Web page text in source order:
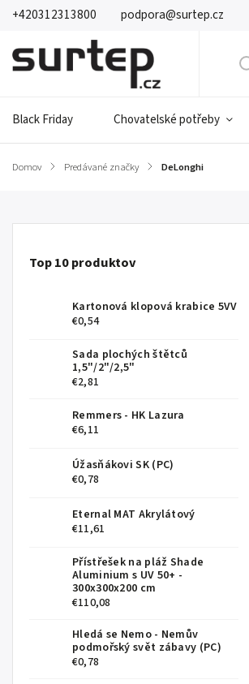
+420312313800 podpora@surtep.cz
Black Friday Chovatelské potřeby
Domov / Predávané značky / DeLonghi
Top 10 produktov
Kartonová klopová krabice 5VV
€0,54
Sada plochých štětců
1,5"/2"/2,5"
€2,81
Remmers - HK Lazura
€6,11
Úžasňákovi SK (PC)
€0,78
Eternal MAT Akrylátový
€11,61
Přístřešek na pláž Shade
Aluminium s UV 50+ -
300x300x200 cm
€110,08
Hledá se Nemo - Nemův
podmořský svět zábavy (PC)
€0,78